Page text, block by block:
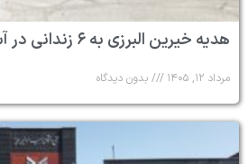
هدیه خیرین البرزی به ۶ زندانی در آستانه اربعین
مرداد ۱۲, ۱۴۰۵ بدون دیدگاه